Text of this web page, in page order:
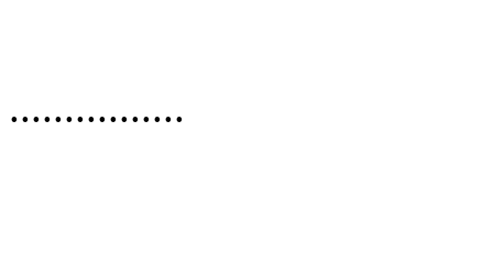
................